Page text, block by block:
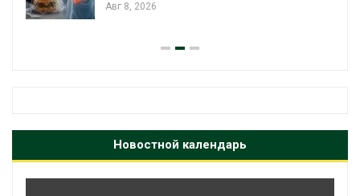
Авг 8, 2026
Новостной календарь